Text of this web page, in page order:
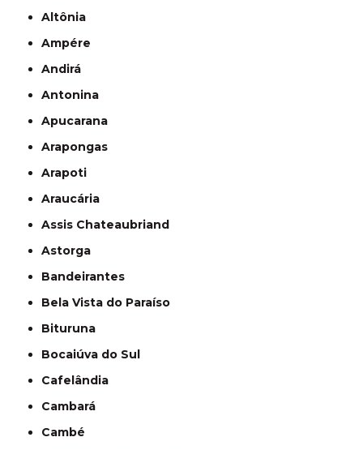
Altônia
Ampére
Andirá
Antonina
Apucarana
Arapongas
Arapoti
Araucária
Assis Chateaubriand
Astorga
Bandeirantes
Bela Vista do Paraíso
Bituruna
Bocaiúva do Sul
Cafelândia
Cambará
Cambé